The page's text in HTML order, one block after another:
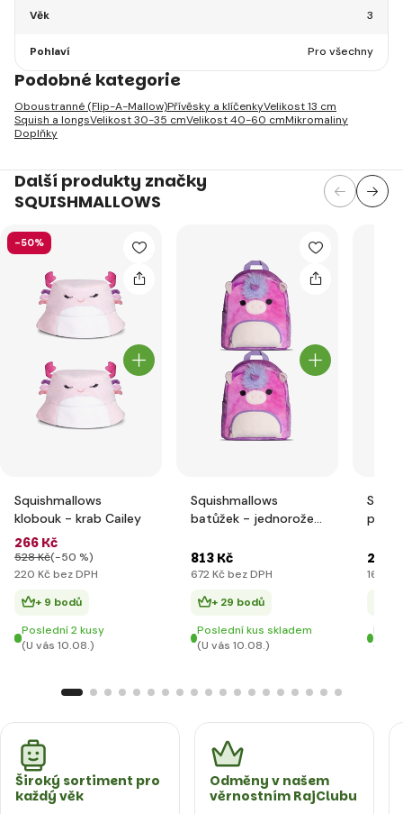
Věk 3
Pohlaví Pro všechny
Podobné kategorie
Oboustranné (Flip-A-Mallow)Přívěsky a klíčenkyVelikost 13 cm
Squish a longsVelikost 30-35 cmVelikost 40-60 cmMikromaliny
Doplňky
Další produkty značky
SQUISHMALLOWS
-50%
Squishmallows
klobouk - krab Cailey
266 Kč
528 Kč(-50 %)
220 Kč bez DPH
+ 9 bodů
Poslední 2 kusy
(U vás 10.08.)
Squishmallows
batůžek - jednorožec
813 Kč
672 Kč bez DPH
+ 29 bodů
Poslední kus skladem
(U vás 10.08.)
203
168
(U
Široký sortiment pro
každý věk
Odměny v našem
věrnostním RajClubu